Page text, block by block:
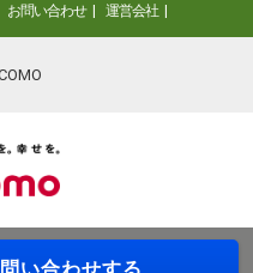
お問い合わせ 運営会社